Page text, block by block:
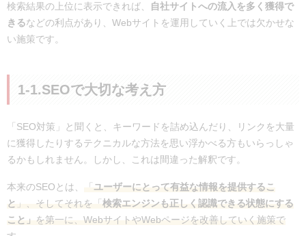
第6章：効果測定の方法と使用ツール
6-1.検索順位：順位チェックツール
6-3.サイトの流入数やコンバージョン数：Google
Analytics（GA4）
7-1.スパムポリシーの違反
7-2.信頼性に欠ける情報を発信すること
第8章：SEO対策の費用
8-1.SEOコンサルティングサービスの費用
8-2.SEOツールの費用
検索結果の上位に表示できれば、
自社サイトへの流入を多く獲得で
きるなどの利点があり、Webサイトを運用していく上では欠かせな
い施策です。
1-1.SEOで大切な考え方
「SEO対策」と聞くと、キーワードを詰め込んだり、リンクを大量
に獲得したりするテクニカルな方法を思い浮かべる方もいらっしゃ
るかもしれません。しかし、これは間違った解釈です。
本来のSEOとは、 「 ユーザーにとって有益な情報を提供するこ
と 」、そしてそれを「 検索エンジンも正しく認識できる状態にする
こと」 を第一に、WebサイトやWebページを改善していく施策で